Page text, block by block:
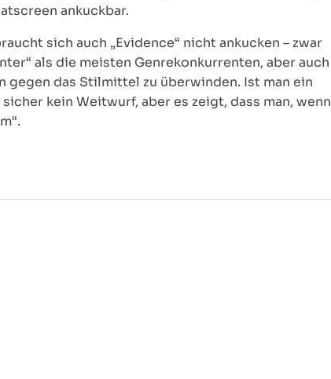
ankuckbar.
sich auch „Evidence“ nicht ankucken – zwar
als die meisten Genrekonkurrenten, aber auch
gegen das Stilmittel zu überwinden. Ist man ein
kein Weitwurf, aber es zeigt, dass man, wenn